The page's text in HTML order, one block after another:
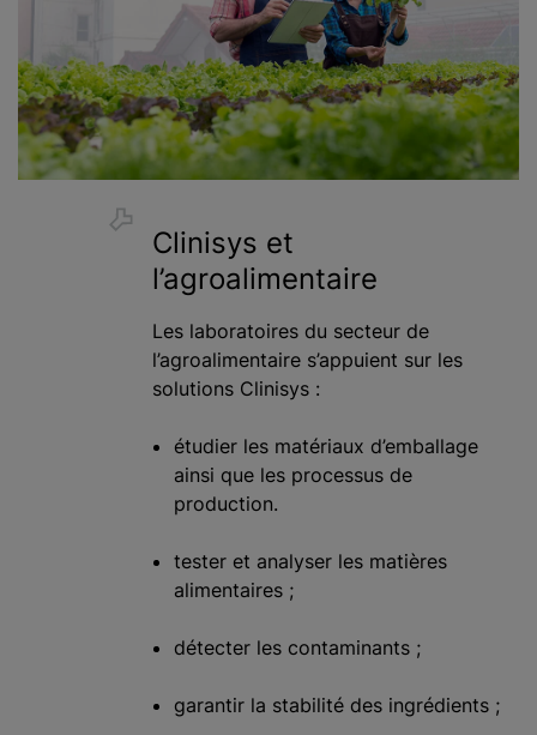
Clinisys et
l’agroalimentaire
Les laboratoires du secteur de
l’agroalimentaire s’appuient sur les
solutions Clinisys :
étudier les matériaux d’emballage
ainsi que les processus de
production.
tester et analyser les matières
alimentaires ;
détecter les contaminants ;
garantir la stabilité des ingrédients ;